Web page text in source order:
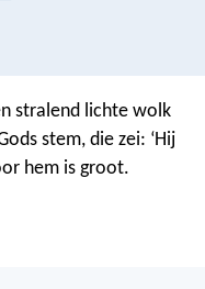
stralend lichte wolk
stem, die zei: ‘Hij
hem is groot.